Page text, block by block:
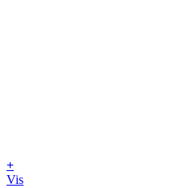
+
Vis